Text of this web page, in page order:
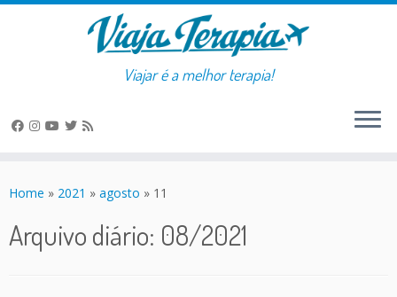
to
Viajar é a melhor terapia!
Home » 2021 » agosto » 11
Arquivo diário: 08/2021